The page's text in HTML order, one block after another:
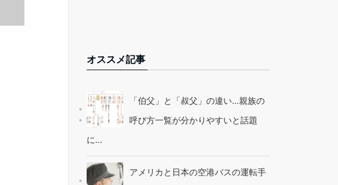
オススメ記事
「伯父」と「叔父」の違い…親族の
呼び方一覧が分かりやすいと話題
に…
アメリカと日本の空港バスの運転手